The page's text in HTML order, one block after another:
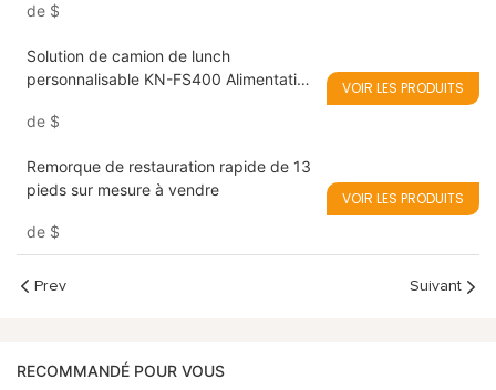
de $
Solution de camion de lunch
personnalisable KN-FS400 Alimentation
de $
VOIR LES PRODUITS
Remorque de restauration rapide de 13
pieds sur mesure à vendre
de $
VOIR LES PRODUITS
Prev Suivant
RECOMMANDÉ POUR VOUS